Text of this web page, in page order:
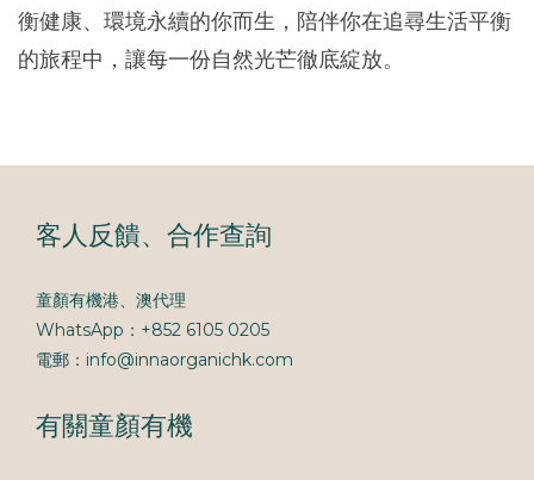
衡健康、環境永續的你而生，陪伴你在追尋生活平衡
的旅程中，讓每一份自然光芒徹底綻放。
客人反饋、合作查詢
童顏有機港、澳代理
WhatsApp：+852 6105 0205
電郵：info@innaorganichk.com
有關童顏有機